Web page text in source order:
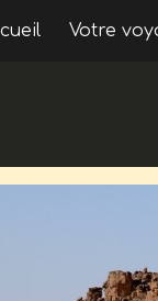
Skip to
Votre